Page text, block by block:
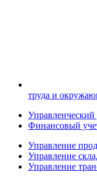
труда и
Управленческий
Финансовый
Управление
Управление
Управление